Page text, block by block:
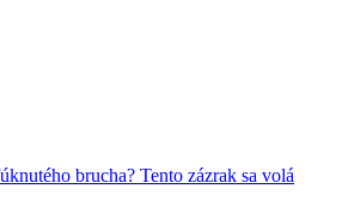
brucha? Tento zázrak sa volá